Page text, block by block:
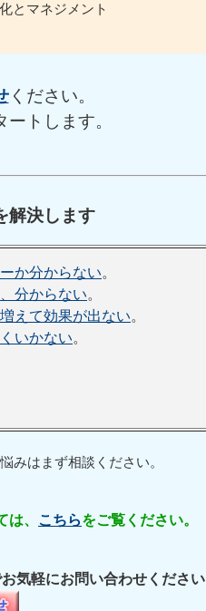
とマネジメント
ください。
トします。
解決します
か分からない。
分からない。
えて効果が出ない。
いかない。
みはまず相談ください。
、 こちらをご覧ください。
気軽にお問い合わせください